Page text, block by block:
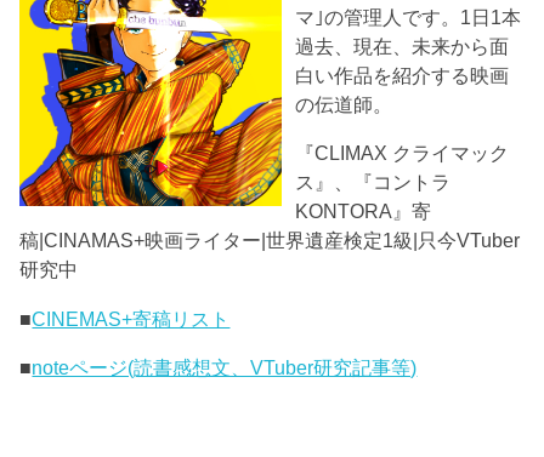
マ｣の管理人です。1日1本
過去、現在、未来から面
白い作品を紹介する映画
の伝道師。
『CLIMAX クライマック
ス』、『コントラ
KONTORA』寄
稿|CINAMAS+映画ライター|世界遺産検定1級|只今VTuber
研究中
■CINEMAS+寄稿リスト
■noteページ(読書感想文、VTuber研究記事等)